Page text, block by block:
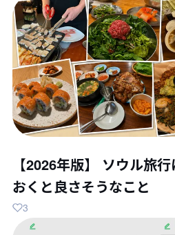
【2026年版】 ソウル旅
おくと良さそうなこと
3